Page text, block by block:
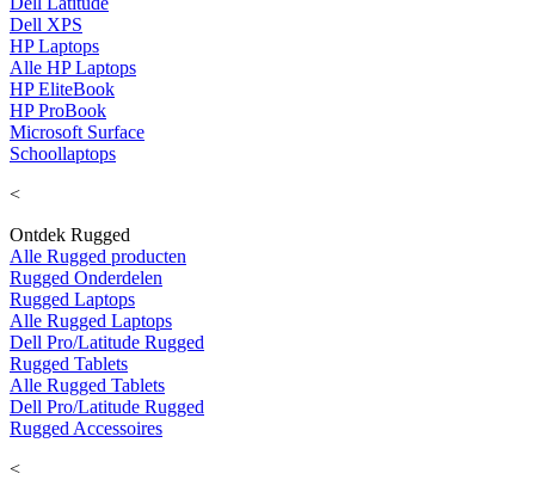
Dell XPS
HP Laptops
Alle HP Laptops
HP EliteBook
HP ProBook
Microsoft Surface
Schoollaptops
<
Ontdek Rugged
Alle Rugged producten
Rugged Onderdelen
Rugged Laptops
Alle Rugged Laptops
Dell Pro/Latitude Rugged
Rugged Tablets
Alle Rugged Tablets
Dell Pro/Latitude Rugged
Rugged Accessoires
<